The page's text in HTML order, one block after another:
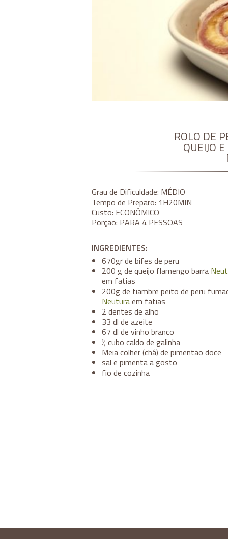
ROLO DE
QUEIJO
Grau de Dificuldade: MÉDIO
Tempo de Preparo: 1H20MIN
Custo: ECONÓMICO
Porção: PARA 4 PESSOAS
INGREDIENTES:
670gr de bifes de peru
200 g de queijo flamengo barra
em fatias
200g de fiambre peito de peru
Neuturaem fatias
2 dentes de alho
33 dl de azeite
67 dl de vinho branco
½ cubo caldo de galinha
Meia colher (chá) de pimentão doce
sal e pimenta a gosto
fio de cozinha